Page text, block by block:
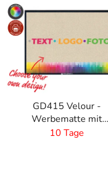
GD415 Velour -
Werbematte mit
realistischem Druck-4
10 Tage